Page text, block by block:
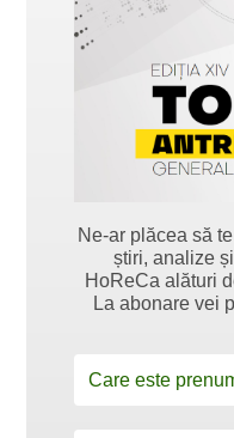
Ne-ar plăcea să
știri, analize
HoReCa alături
La abonare vei